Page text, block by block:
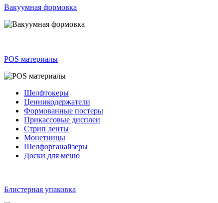
Вакуумная формовка
POS материалы
Шелфтокеры
Ценникодержатели
Формованные постеры
Прикассовые дисплеи
Стрип ленты
Монетницы
Шелфорганайзеры
Доски для меню
Блистерная упаковка